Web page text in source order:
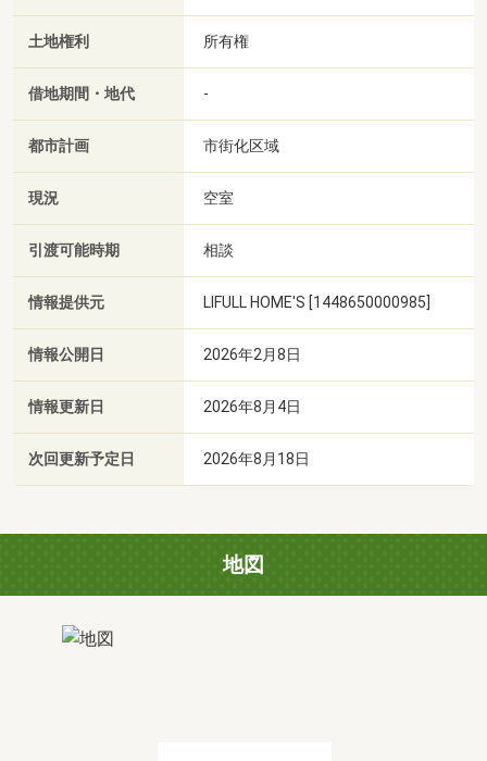
土地権利 所有権
借地期間・地代 -
都市計画 市街化区域
現況 空室
引渡可能時期 相談
情報提供元 LIFULL HOME'S [1448650000985]
情報公開日 2026年2月8日
情報更新日 2026年8月4日
次回更新予定日 2026年8月18日
地図